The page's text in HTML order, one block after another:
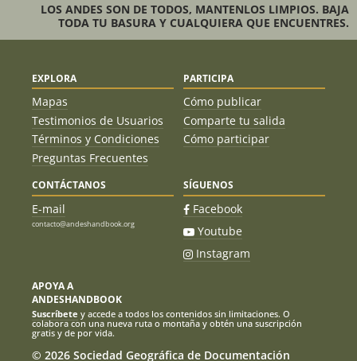
LOS ANDES SON DE TODOS, MANTENLOS LIMPIOS. BAJA
TODA TU BASURA Y CUALQUIERA QUE ENCUENTRES.
EXPLORA
Mapas
Testimonios de Usuarios
Términos y Condiciones
Preguntas Frecuentes
PARTICIPA
Cómo publicar
Comparte tu salida
Cómo participar
CONTÁCTANOS
E-mail
contacto@andeshandbook.org
SÍGUENOS
Facebook
Youtube
Instagram
APOYA A
ANDESHANDBOOK
Suscríbete y accede a todos los contenidos sin limitaciones. O
colabora con una nueva ruta o montaña y obtén una suscripción
gratis y de por vida.
© 2026 Sociedad Geográfica de Documentación